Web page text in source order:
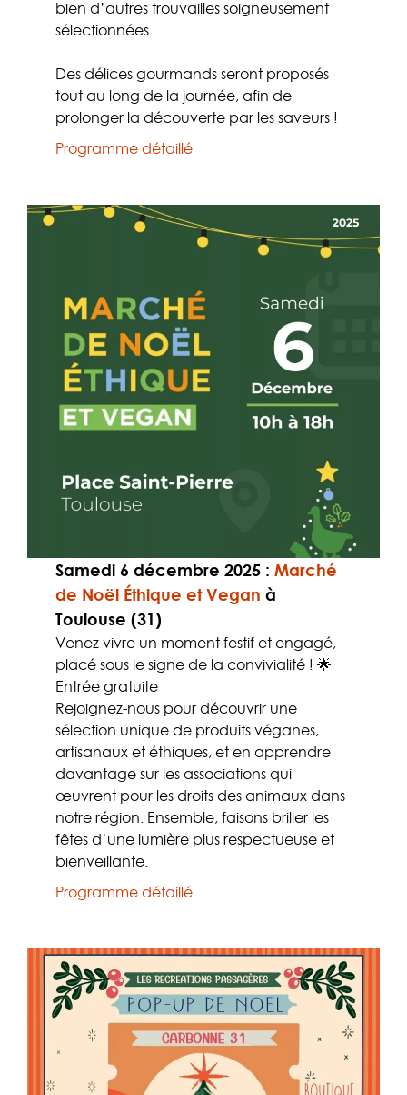
bien d’autres trouvailles soigneusement
sélectionnées.
Des délices gourmands seront proposés
tout au long de la journée, afin de
prolonger la découverte par les saveurs !
Programme détaillé
Samedi 6 décembre 2025 :Marché
de Noël Éthique et Vegan à
Toulouse (31)
Venez vivre un moment festif et engagé,
placé sous le signe de la convivialité ! 🌟
Entrée gratuite
Rejoignez-nous pour découvrir une
sélection unique de produits véganes,
artisanaux et éthiques, et en apprendre
davantage sur les associations qui
œuvrent pour les droits des animaux dans
notre région. Ensemble, faisons briller les
fêtes d’une lumière plus respectueuse et
bienveillante.
Programme détaillé